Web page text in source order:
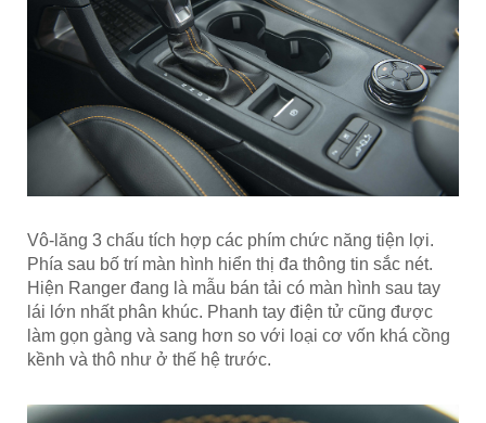
Vô-lăng 3 chấu tích hợp các phím chức năng tiện lợi.
Phía sau bố trí màn hình hiển thị đa thông tin sắc nét.
Hiện Ranger đang là mẫu bán tải có màn hình sau tay
lái lớn nhất phân khúc. Phanh tay điện tử cũng được
làm gọn gàng và sang hơn so với loại cơ vốn khá cồng
kềnh và thô như ở thế hệ trước.